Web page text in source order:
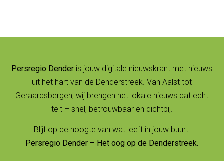
Persregio Dender is jouw digitale nieuwskrant met nieuws
uit het hart van de Denderstreek. Van Aalst tot
Geraardsbergen, wij brengen het lokale nieuws dat echt
telt – snel, betrouwbaar en dichtbij.
Blijf op de hoogte van wat leeft in jouw buurt.
Persregio Dender – Het oog op de Denderstreek.